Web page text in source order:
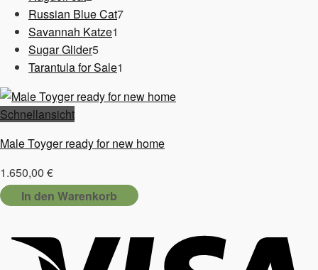
Produkte
Russian Blue Cat77
Savannah Katze1
Sugar Glider55
Produkte
Tarantula for Sale1
Schnellansicht
Male Toyger ready for new home
1.650,00 €
In den Warenkorb